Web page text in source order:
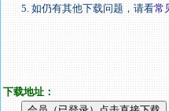
5. 如仍有其他下载问题，请看常
下载地址：